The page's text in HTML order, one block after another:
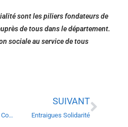
sont les piliers fondateurs de
de tous dans le département.
sociale au service de tous
Amicale des Anciens Combattants et Victimes de guerre
SUIVANT
Entraigues Solidarité